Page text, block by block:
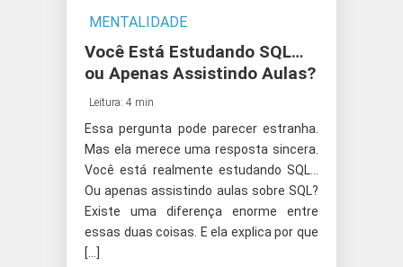
MENTALIDADE
Você Está Estudando SQL…
ou Apenas Assistindo Aulas?
Leitura: 4 min
Essa pergunta pode parecer estranha.
Mas ela merece uma resposta sincera.
Você está realmente estudando SQL…
Ou apenas assistindo aulas sobre SQL?
Existe uma diferença enorme entre
essas duas coisas. E ela explica por que
[…]